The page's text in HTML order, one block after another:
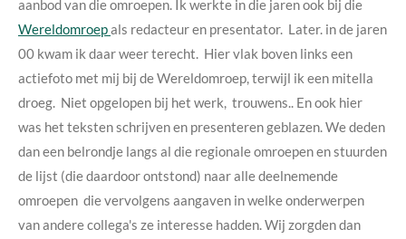
aanbod van die omroepen. Ik werkte in die jaren ook bij die
Wereldomroepals redacteur en presentator. Later. in de jaren
00 kwam ik daar weer terecht. Hier vlak boven links een
actiefoto met mij bij de Wereldomroep, terwijl ik een mitella
droeg. Niet opgelopen bij het werk, trouwens.. En ook hier
was het teksten schrijven en presenteren geblazen. We deden
dan een belrondje langs al die regionale omroepen en stuurden
de lijst (die daardoor ontstond) naar alle deelnemende
omroepen die vervolgens aangaven in welke onderwerpen
van andere collega's ze interesse hadden. Wij zorgden dan